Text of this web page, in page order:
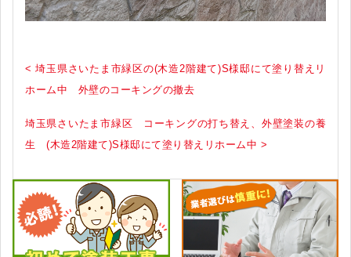
< 埼玉県さいたま市緑区の(木造2階建て)S様邸にて塗り替えリ
ホーム中 外壁のコーキングの撤去
埼玉県さいたま市緑区 コーキングの打ち替え、外壁塗装の養
生 (木造2階建て)S様邸にて塗り替えリホーム中 >